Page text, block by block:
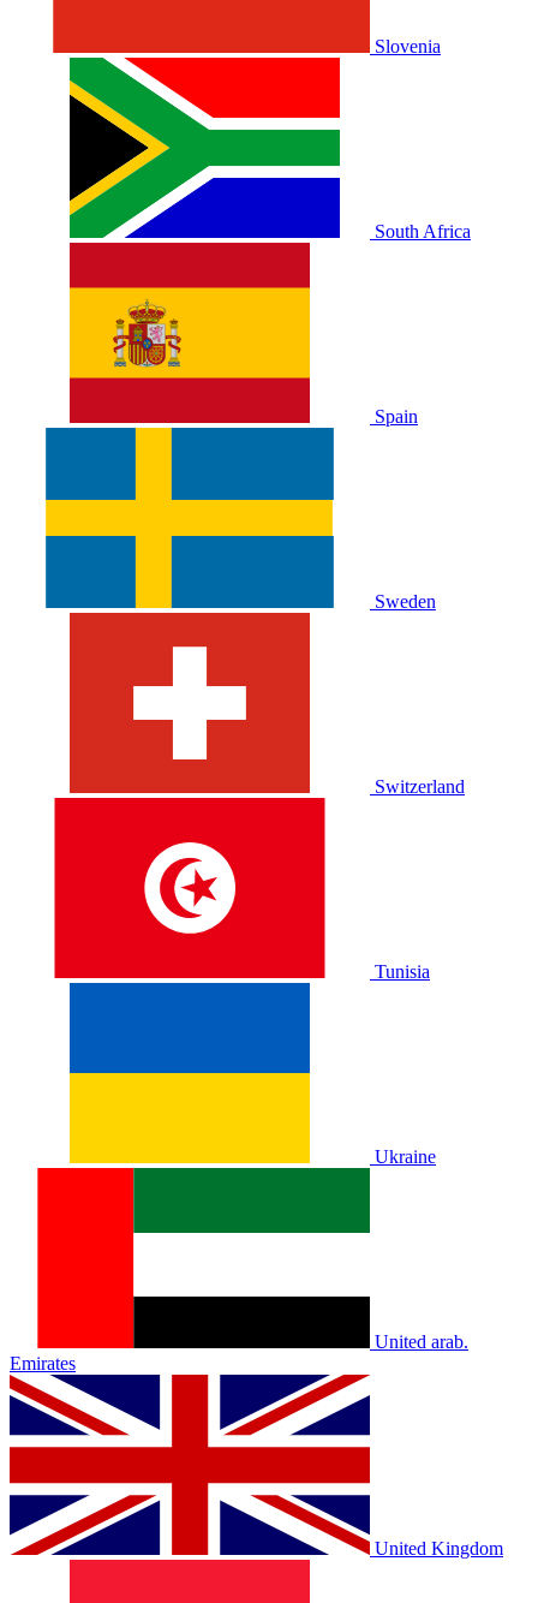
Slovenia
South Africa
Spain
Sweden
Switzerland
Tunisia
Ukraine
United arab.
Emirates
United Kingdom